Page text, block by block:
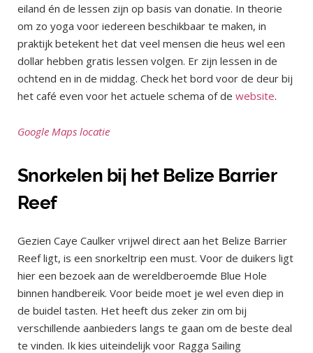
eiland én de lessen zijn op basis van donatie. In theorie
om zo yoga voor iedereen beschikbaar te maken, in
praktijk betekent het dat veel mensen die heus wel een
dollar hebben gratis lessen volgen. Er zijn lessen in de
ochtend en in de middag. Check het bord voor de deur bij
het café even voor het actuele schema of de website.
Google Maps locatie
Snorkelen bij het Belize Barrier
Reef
Gezien Caye Caulker vrijwel direct aan het Belize Barrier
Reef ligt, is een snorkeltrip een must. Voor de duikers ligt
hier een bezoek aan de wereldberoemde Blue Hole
binnen handbereik. Voor beide moet je wel even diep in
de buidel tasten. Het heeft dus zeker zin om bij
verschillende aanbieders langs te gaan om de beste deal
te vinden. Ik kies uiteindelijk voor Ragga Sailing